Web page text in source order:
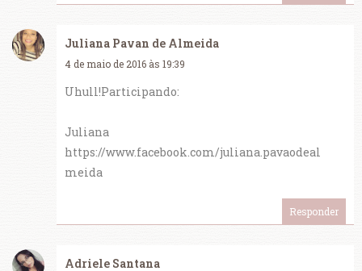
Juliana Pavan de Almeida
4 de maio de 2016 às 19:39
Uhull!Participando:
Juliana
https://www.facebook.com/juliana.pavaodeal
meida
Responder
Adriele Santana